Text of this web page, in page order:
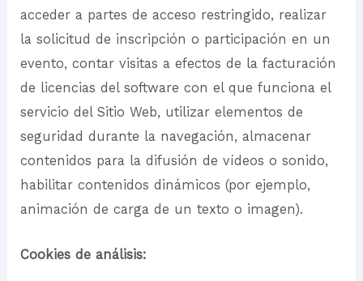
acceder a partes de acceso restringido, realizar
la solicitud de inscripción o participación en un
evento, contar visitas a efectos de la facturación
de licencias del software con el que funciona el
servicio del Sitio Web, utilizar elementos de
seguridad durante la navegación, almacenar
contenidos para la difusión de vídeos o sonido,
habilitar contenidos dinámicos (por ejemplo,
animación de carga de un texto o imagen).
Cookies de análisis: